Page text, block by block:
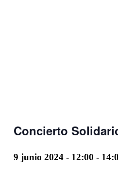
Concierto
9 junio 2024 - 12:00 -